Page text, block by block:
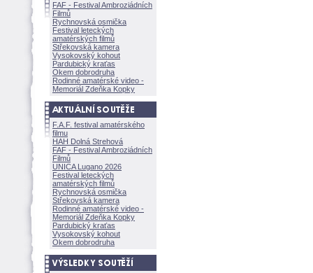
FAF - Festival Ambroziádních
Filmů
Rychnovská osmička
Festival leteckých
amatérských filmů
Střekovská kamera
Vysokovský kohout
Pardubický kraťas
Okem dobrodruha
Rodinné amatérské video -
Memoriál Zdeňka Kopky
F.A.F. festival amatérského
filmu
HAH Dolná Strehov
FAF - Festival Ambroziádních
Filmů
UNICA Lugano 2026
Festival leteckých
amatérských filmů
Rychnovská osmička
Střekovská kamera
Rodinné amatérské video -
Memoriál Zdeňka Kopky
Pardubický kraťas
Vysokovský kohout
Okem dobrodruha